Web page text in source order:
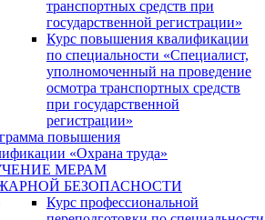
транспортных средств при
государственной регистрации»
Курс повышения квалификации
по специальности «Специалист,
уполномоченный на проведение
осмотра транспортных средств
при государственной
регистрации»
повышения
«Охрана труда»
МЕРАМ
БЕЗОПАСНОСТИ
Курс профессиональной